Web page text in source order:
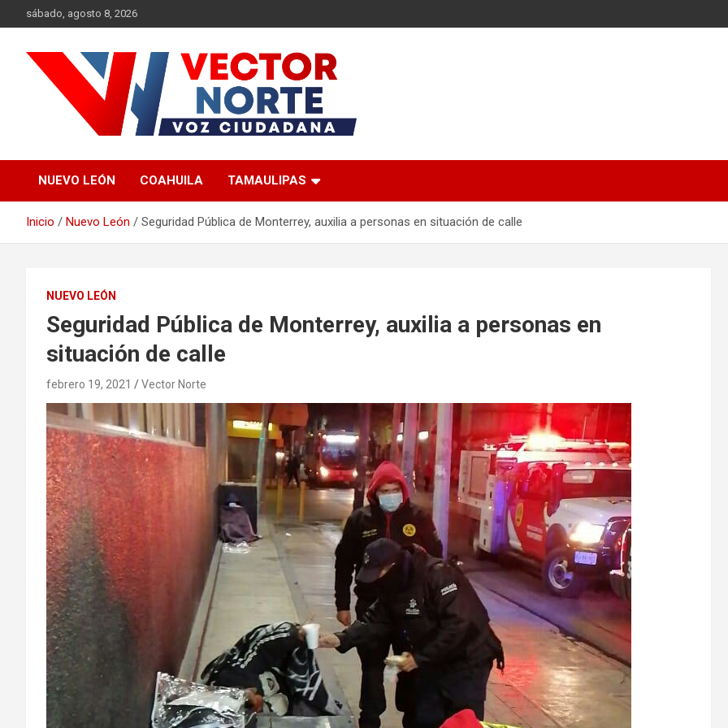
al
sábado, agosto 8, 2026
Vector Norte
NUEVO LEÓN COAHUILA TAMAULIPAS
Inicio Nuevo León Seguridad Pública de Monterrey, auxilia a personas en situación de calle
NUEVO LEÓN
Seguridad Pública de Monterrey, auxilia a personas en
situación de calle
febrero 19, 2021 Vector Norte